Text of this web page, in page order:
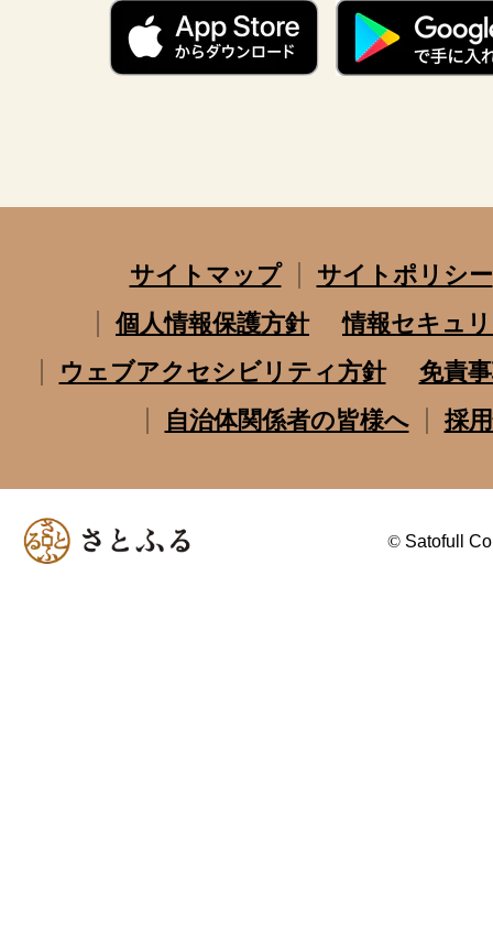
サイトマップ
サイトポリシー
個人情報保護方針
情報セキュ
ウェブアクセシビリティ方針
免責
自治体関係者の皆様へ
採
© Satofull